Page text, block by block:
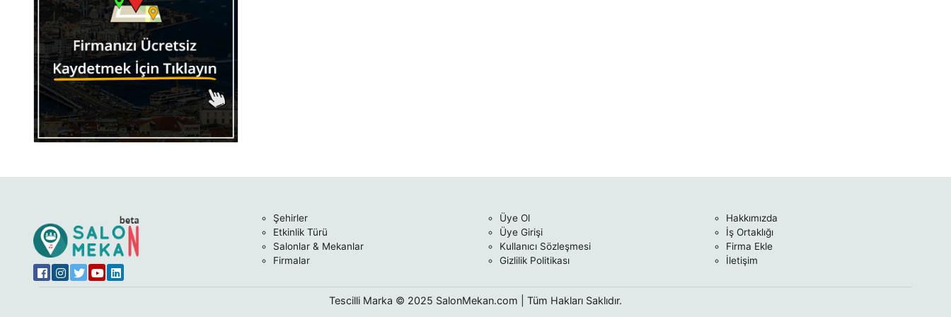
Esenyurt
Eyüp
Fatih
Gaziosmanpaşa
Güngören
Kadıköy
Küçükçekmece
Maltepe
Pendik
Sancaktepe
Şehirler
Etkinlik Türü
Salonlar & Mekanlar
Firmalar
Üye Ol
Üye Girişi
Kullanıcı Sözleşmesi
Gizlilik Politikası
Hakkımızda
İş Ortaklığı
Firma Ekle
İletişim
Tescilli Marka © 2025 SalonMekan.com | Tüm Hakları Saklıdır.